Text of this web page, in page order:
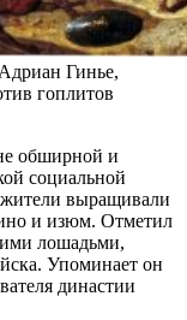
Гинье,
гоплитов
обширной и
социальной
выращивали
и изюм. Отметил
лошадьми,
Упоминает он
династии